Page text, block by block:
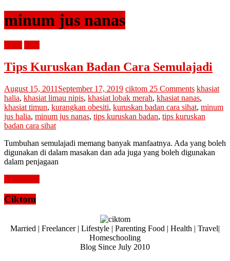
minum jus nanas
Tips Kuruskan Badan Cara Semulajadi
August 15, 2011 September 17, 2019 ciktom 25 Comments khasiat
halia, khasiat limau nipis, khasiat lobak merah, khasiat nanas,
khasiat timun, kurangkan obesiti, kuruskan badan cara sihat, minum
jus halia, minum jus nanas, tips kuruskan badan, tips kuruskan
badan cara sihat
Tumbuhan semulajadi memang banyak manfaatnya. Ada yang boleh
digunakan di dalam masakan dan ada juga yang boleh digunakan
dalam penjagaan
Ciktom
Married | Freelancer | Lifestyle | Parenting Food | Health | Travel|
Homeschooling
Blog Since July 2010